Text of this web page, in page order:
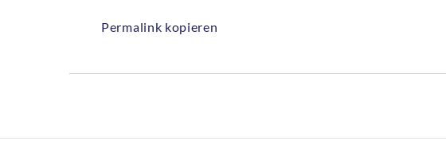
Permalink kopieren